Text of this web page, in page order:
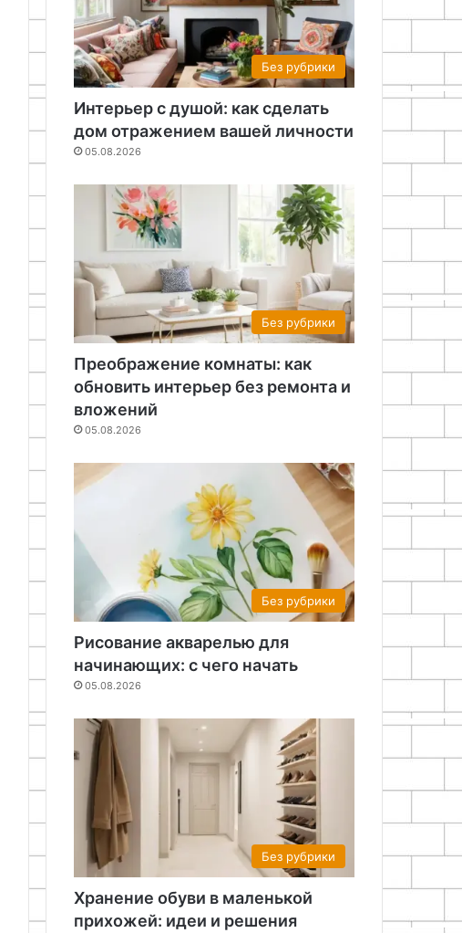
Без рубрики
Интерьер с душой: как сделать
дом отражением вашей личности
05.08.2026
Без рубрики
Преображение комнаты: как
обновить интерьер без ремонта и
вложений
05.08.2026
Без рубрики
Рисование акварелью для
начинающих: с чего начать
05.08.2026
Без рубрики
Хранение обуви в маленькой
прихожей: идеи и решения